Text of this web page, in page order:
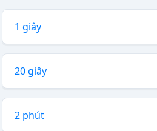
1 giây
20 giây
2 phút